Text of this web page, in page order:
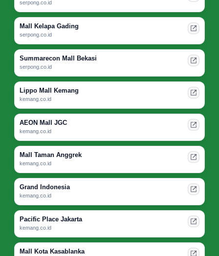
serpong.co.id
Mall Kelapa Gading
serpong.co.id
Summarecon Mall Bekasi
serpong.co.id
Lippo Mall Kemang
kemang.co.id
AEON Mall JGC
kemang.co.id
Mall Taman Anggrek
kemang.co.id
Grand Indonesia
kemang.co.id
Pacific Place Jakarta
kemang.co.id
Mall Kota Kasablanka